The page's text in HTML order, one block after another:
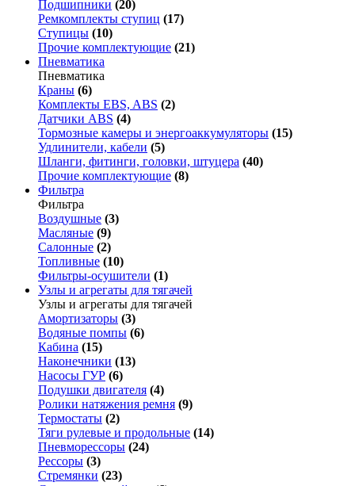
Подшипники (20)
Ремкомплекты ступиц (17)
Ступицы (10)
Прочие комплектующие (21)
Пневматика
Пневматика
Краны (6)
Комплекты EBS, ABS (2)
Датчики ABS (4)
Тормозные камеры и энергоаккумуляторы (15)
Удлинители, кабели (5)
Шланги, фитинги, головки, штуцера (40)
Прочие комплектующие (8)
Фильтра
Фильтра
Воздушные (3)
Масляные (9)
Салонные (2)
Топливные (10)
Фильтры-осушители (1)
Узлы и агрегаты для тягачей
Узлы и агрегаты для тягачей
Амортизаторы (3)
Водяные помпы (6)
Кабина (15)
Наконечники (13)
Насосы ГУР (6)
Подушки двигателя (4)
Ролики натяжения ремня (9)
Термостаты (2)
Тяги рулевые и продольные (14)
Пневморессоры (24)
Рессоры (3)
Стремянки (23)